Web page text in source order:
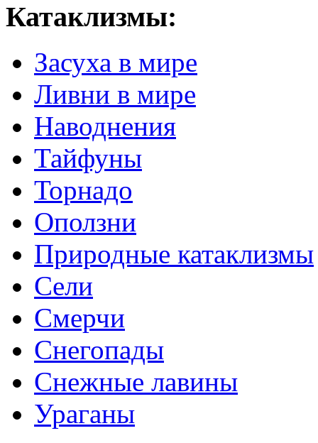
Катаклизмы:
Засуха в мире
Ливни в мире
Наводнения
Тайфуны
Торнадо
Оползни
Природные катаклизмы
Сели
Смерчи
Снегопады
Снежные лавины
Ураганы